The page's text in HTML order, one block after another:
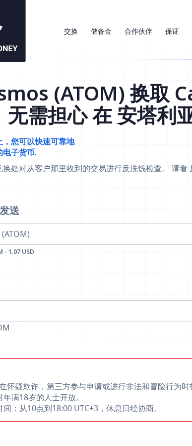
交换 储备金 合作伙伴 保证
(ATOM) 换取
无需担心 在 安塔利
您可以快速可靠地
电子货币.
换处对从客户那里收到的交易进行反洗钱检查。 请看
送
- 1.07 USD
怀疑欺诈，第三方参与申请或进行非法和冒险行为时
满18岁的人士开放。
：从10点到18:00 UTC+3，休息日经协商。